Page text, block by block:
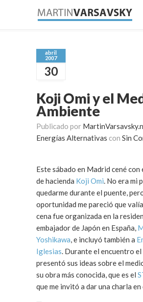
abril
2007
30
Koji Omi y el
Ambiente
Publicado por
Energías Alternativas con Sin
Este sábado en Madrid cené
de hacienda Koji Omi. No era mi plan
quedarme durante el puente,
oportunidad me pareció que valía
cena fue organizada en la
embajador de Japón en España,
Yoshikawa , e incluyó también a
Iglesias. Durante el encuentro el ministro
presentó sus ideas sobre el
su obra más conocida, que es el
que me invitó a dar una charla